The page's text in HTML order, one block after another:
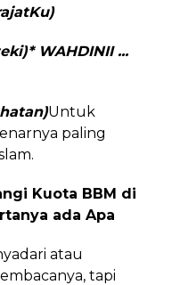
* WAHDINII ...
Untuk
paling
Kuota BBM di
ada Apa
atau
tapi